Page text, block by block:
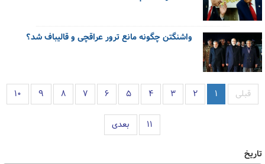
واشنگتن چگونه مانع ترور عراقچی و قالیباف شد؟
قبلی ۱ ۲ ۳ ۴ ۵ ۶ ۷ ۸ ۹ ۱۰
۱۱ بعدی
تاریخ